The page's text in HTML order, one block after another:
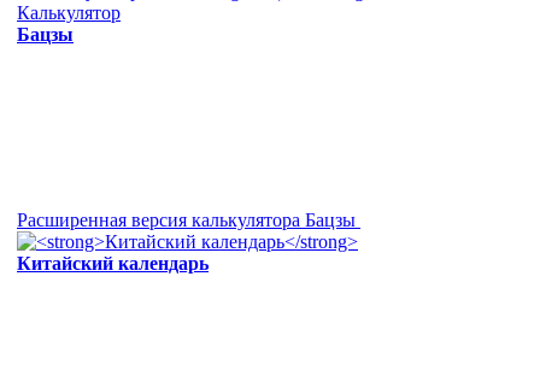
Калькулятор
Бацзы
Расширенная версия калькулятора Бацзы
Китайский календарь